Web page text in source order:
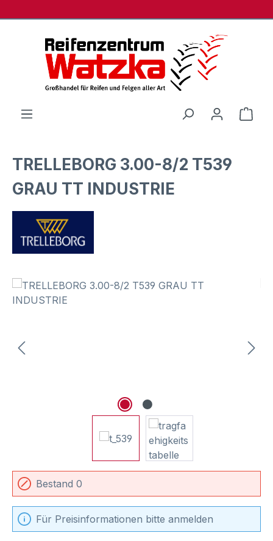
TRELLEBORG 3.00-8/2 T539
GRAU TT INDUSTRIE
Bildergalerie überspringen
Bestand 0
Für Preisinformationen bitte anmelden